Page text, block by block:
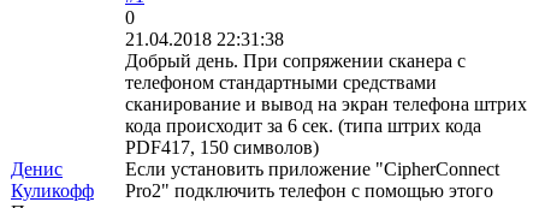
Денис
Куликофф
0
21.04.2018 22:31:38
Добрый день. При сопряжении сканера с
телефоном стандартными средствами
сканирование и вывод на экран телефона штрих
кода происходит за 6 сек. (типа штрих кода
PDF417, 150 символов)
Если установить приложение "CipherConnect
Pro2" подключить телефон с помощью этого